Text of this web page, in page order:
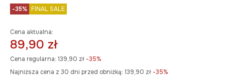
-35% FINAL SALE
Cena aktualna:
89,90 zł
Cena regularna: 139,90 zł -35%
Najniższa cena z 30 dni przed obniżką: 139,90 zł -35%